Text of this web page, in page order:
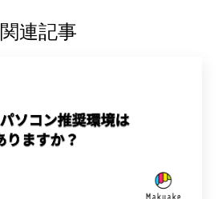
関連記事